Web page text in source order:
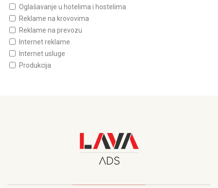
Oglašavanje u hotelima i hostelima
Reklame na krovovima
Reklame na prevozu
Internet reklame
Internet usluge
Produkcija